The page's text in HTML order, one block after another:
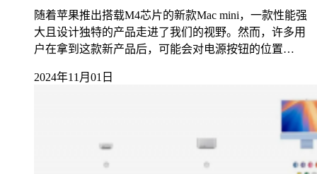
随着苹果推出搭载M4芯片的新款Mac mini，一款性能强
大且设计独特的产品走进了我们的视野。然而，许多用
户在拿到这款新产品后，可能会对电源按钮的位置…
2024年11月01日